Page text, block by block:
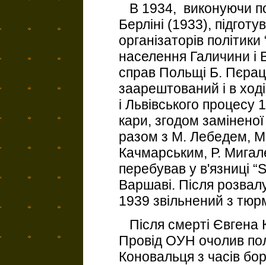
В 1934, виконуючи
Берліні (1933),
організаторів
населення Галичини і
справ Польщі Б.
заарештований і в
і Львівського
кари, згодом
разом з М. Лебедем,
Качмарським, Р.
перебував у в'язниці
Варшаві. Після
1939 звільнений з
Після смерті Євгена
Провід ОУН очолив
Коновальця з часів